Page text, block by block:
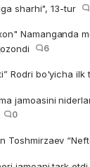
sharhi", 13-tur
Namanganda
6
Rodri bo'yicha ilk
jamoasini
0
Toshmirzaev